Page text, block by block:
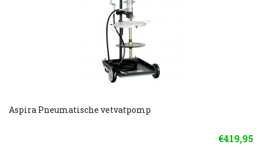
Aspira Pneumatische vetvatpomp
€419,95